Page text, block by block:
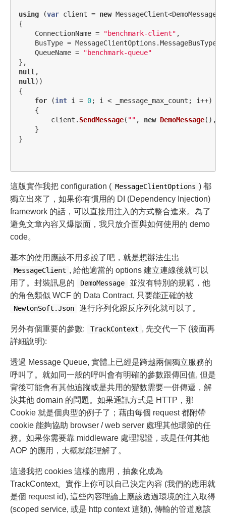
using (var client = new MessageClient<DemoMessage
{
ConnectionName = "benchmark-client" ,
BusType = MessageClientOptions .
QueueName =
"benchmark-queue"
},
null,
null))
{
for
(int i = 0; i < _message_max_count ; i++)
{
client . SendMessage( "" , new DemoMessage(),
}
}
這版實作我把 configuration ( MessageClientOptions ) 都
獨立出來了，如果你有慣用的 DI (Dependency Injection)
framework 的話，可以直接用注入的方式整合進來。為了
避免文章內容又爆版面，我只放介面與如何使用的 demo
code。
基本的使用應該不用多說了吧，就是想辦法生出
MessageClient , 給他適當的 options 建立連線後就可以
用了。封裝訊息的
DemoMessage
並沒有特別的規範，他
的角色類似 WCF 的 Data Contract, 只要能正確的被
NewtonSoft.Json 進行序列化跟反序列化就可以了。
另外有個重要的參數: TrackContext , 先交代一下 (後面再
詳細說明):
透過 Message Queue, 實體上已經是跨越兩個獨立服務的
呼叫了。就如同一般的呼叫會有明確的參數跟傳回值, 但是
背後可能會有其他追蹤或是共用的變數需要一併傳遞，解
決其他 domain 的問題。如果通訊方式是 HTTP，那
Cookie 就是個典型的例子了；藉由每個 request 都附帶
cookie 能夠協助 browser / web server 處理其他環節的任
務。如果你需要靠 middleware 處理認證，或是任何其他
AOP 的應用，大概就能理解了。
這邊我把 cookies 這樣的應用，抽象化成為
TrackContext。實作上你可以自己決定內容 (我們的應用就
是個 request id), 這些內容理論上應該透過環境的注入取得
(scoped service, 或是 http context 這類), 傳輸的管道應該